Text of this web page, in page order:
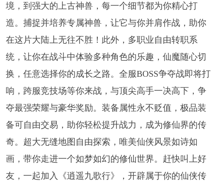
境，到强大的上古神兽，每一个细节都为你精心打
造。捕捉并培养专属神兽，让它与你并肩作战，助你
在这片大陆上无往不胜！此外，多职业自由转职系
统，让你在战斗中体验多种角色的乐趣，仙魔随心切
换，任意选择你的成长之路。全服BOSS争夺战即将打
响，跨服竞技场等你来战，与顶尖高手一决高下，争
夺最强荣耀与豪华奖励。装备属性永不贬值，极品装
备可自由交易，助你轻松提升战力，成为修仙界的传
奇。超大无缝地图自由探索，唯美仙侠风景如诗如
画，带你走进一个如梦如幻的修仙世界。赶快叫上好
友，一起加入《逍遥九歌行》，开辟属于你的仙侠传